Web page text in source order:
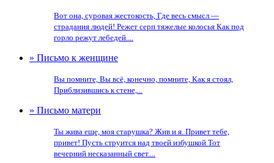
Вот она, суровая жестокость, Где весь смысл —
страдания людей! Режет серп тяжелые колосья Как под
горло режут лебедей....
» Письмо к женщине
Вы помните, Вы всё, конечно, помните, Как я стоял,
Приблизившись к стене,...
» Письмо матери
Ты жива еще, моя старушка? Жив и я. Привет тебе,
привет! Пусть струится над твоей избушкой Тот
вечерний несказанный свет....